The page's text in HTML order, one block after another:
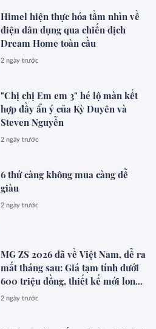
Himel hiện thực hóa tầm nhìn về
điện dân dụng qua chiến dịch
Dream Home toàn cầu
2 ngày trước
"Chị chị Em em 3" hé lộ màn kết
hợp đầy ẩn ý của Kỳ Duyên và
Steven Nguyễn
2 ngày trước
6 thứ càng không mua càng dễ
giàu
2 ngày trước
MG ZS 2026 đã về Việt Nam, dễ ra
mắt tháng sau: Giá tạm tính dưới
600 triệu đồng, thiết kế mới long
lanh hơn, có hybrid, ADAS cạnh
2 ngày trước